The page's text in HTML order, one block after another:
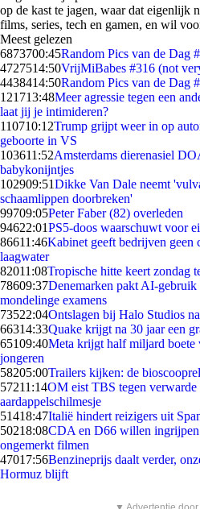
op de kast te jagen, waar dat eigenlijk
films, series, tech en gamen, en wil
Meest gelezen
6873700:45Random Pics van de Dag
4727514:50VrijMiBabes #316 (not
4438414:50Random Pics van de Dag
121713:48Meer agressie tegen een
laat jij je intimideren?
110710:12Trump grijpt weer in op
geboorte in VS
103611:52Amsterdams dierenasiel
babykonijntjes
102909:51Dikke Van Dale neemt
schaamlippen doorbreken'
99709:05Peter Faber (82) overleden
94622:01PS5-doos waarschuwt voor
86611:46Kabinet geeft bedrijven geen
laagwater
82011:08Tropische hitte keert zondag
78609:37Denemarken pakt AI-gebruik
mondelinge examens
73522:04Ontslagen bij Halo Studios
66314:33Quake krijgt na 30 jaar een
65109:40Meta krijgt half miljard boete
jongeren
58205:00Trailers kijken: de
57211:14OM eist TBS tegen verwarde
aardappelschilmesje
51418:47Italië hindert reizigers uit
50218:08CDA en D66 willen ingrijpen
ongemerkt filmen
47017:56Benzineprijs daalt verder,
Hormuz blijft